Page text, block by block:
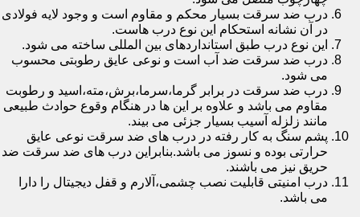
درب ضد سرقت بسیار محکم و مقاوم است و وجود لایه فولادی
در آن نشانه استحکام این نوع درب هاست.
این نوع درب طبق استانداردهای بین المللی ساخته می شود.
درب ضد سرقت ضد آب است و نوعی عایق رطوبتی محسوب
می شود.
درب ضد سرقت در برابر گرما،سرما،برش،مته،اسید و رطوبت
مقاوم می باشد و علاوه بر این ها در هنگام وقوع حوادث طبیعی
مانند زلزله آسیب بسیار جزئی می بیند.
پشم سنگ به کار رفته در درب های ضد سرقت نوعی عایق
حرارتی بوده و نسوز می باشد.بنابراین درب های ضد سرقت ضد
حریق نیز می باشند.
درب امنیتی قابلیت نصب چشمی،آلارم و قفل دیجیتال را دارا
می باشد.